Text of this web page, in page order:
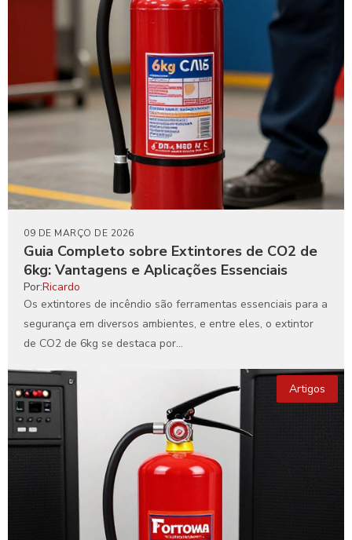
Guia Completo sobre Extintores de CO2 de
6kg: Vantagens e Aplicações Essenciais
09 DE MARÇO DE 2026
Por:Ricardo
Os extintores de incêndio são ferramentas essenciais para a
segurança em diversos ambientes, e entre eles, o extintor
de CO2 de 6kg se destaca por...
Artigos